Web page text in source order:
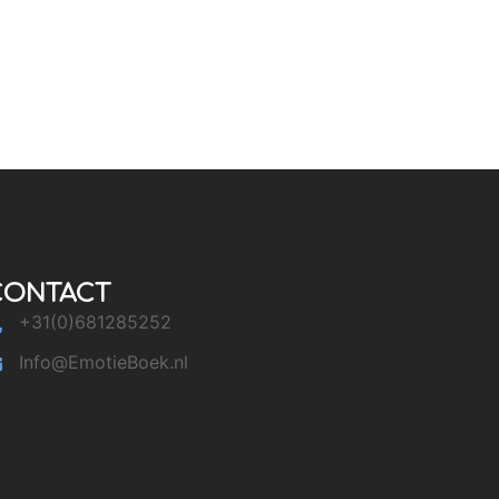
+31(0)681285252
Info@EmotieBoek.nl